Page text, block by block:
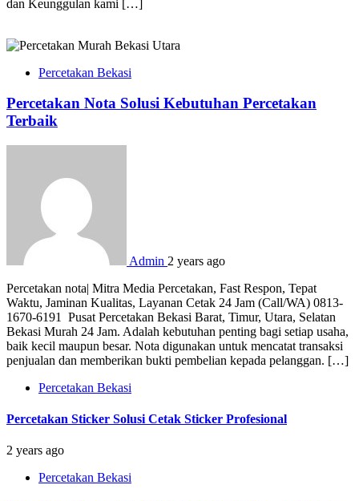
dan Keunggulan kami […]
Percetakan Bekasi
Percetakan Nota Solusi Kebutuhan Percetakan
Terbaik
Admin 2 years ago
Percetakan nota| Mitra Media Percetakan, Fast Respon, Tepat
Waktu, Jaminan Kualitas, Layanan Cetak 24 Jam (Call/WA) 0813-
1670-6191 Pusat Percetakan Bekasi Barat, Timur, Utara, Selatan
Bekasi Murah 24 Jam. Adalah kebutuhan penting bagi setiap usaha,
baik kecil maupun besar. Nota digunakan untuk mencatat transaksi
penjualan dan memberikan bukti pembelian kepada pelanggan. […]
Percetakan Bekasi
Percetakan Sticker Solusi Cetak Sticker Profesional
2 years ago
Percetakan Bekasi